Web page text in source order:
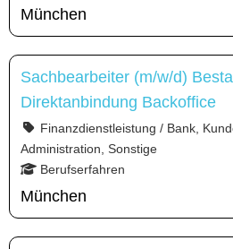
München
Sachbearbeiter (m/w/d)
Direktanbindung Backoffice
Finanzdienstleistung / Bank,
Administration, Sonstige
Berufserfahren
München